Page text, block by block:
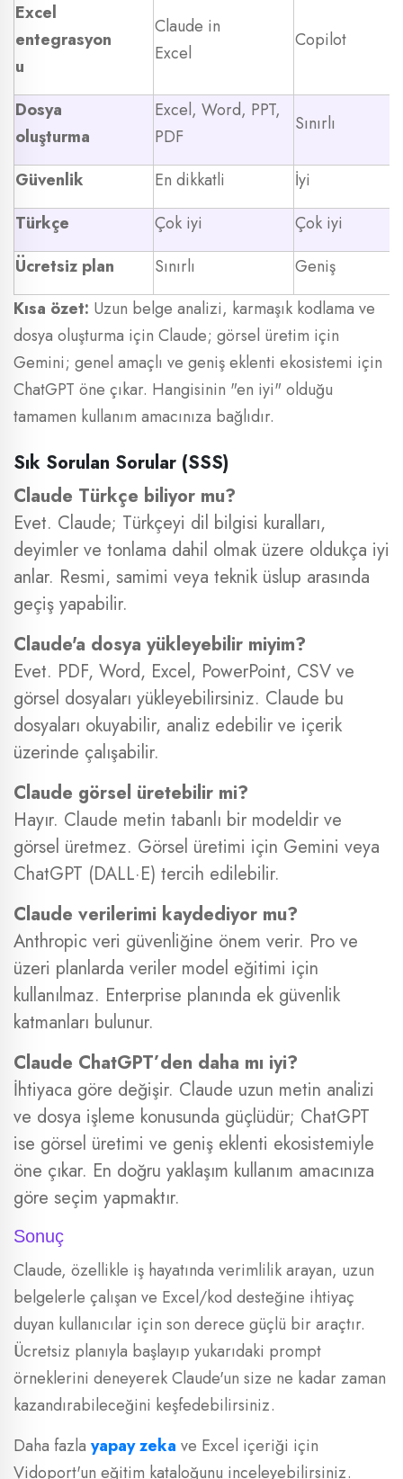
Excel
entegrasyon
u
Claude in
Excel
Copilot
Dosya
oluşturma
Excel, Word, PPT,
PDF
Sınırlı
Güvenlik En dikkatli
İyi
Türkçe
Çok iyi
Çok iyi
Ücretsiz plan
Sınırlı
Geniş
Kısa özet: Uzun belge analizi, karmaşık kodlama ve
dosya oluşturma için Claude; görsel üretim için
Gemini; genel amaçlı ve geniş eklenti ekosistemi için
ChatGPT öne çıkar. Hangisinin "en iyi" olduğu
tamamen kullanım amacınıza bağlıdır.
Sık Sorulan Sorular (SSS)
Claude Türkçe biliyor mu?
Evet. Claude; Türkçeyi dil bilgisi kuralları,
deyimler ve tonlama dahil olmak üzere oldukça iyi
anlar. Resmi, samimi veya teknik üslup arasında
geçiş yapabilir.
Claude'a dosya yükleyebilir miyim?
Evet. PDF, Word, Excel, PowerPoint, CSV ve
görsel dosyaları yükleyebilirsiniz. Claude bu
dosyaları okuyabilir, analiz edebilir ve içerik
üzerinde çalışabilir.
Claude görsel üretebilir mi?
Hayır. Claude metin tabanlı bir modeldir ve
görsel üretmez. Görsel üretimi için Gemini veya
ChatGPT (DALL·E) tercih edilebilir.
Claude verilerimi kaydediyor mu?
Anthropic veri güvenliğine önem verir. Pro ve
üzeri planlarda veriler model eğitimi için
kullanılmaz. Enterprise planında ek güvenlik
katmanları bulunur.
Claude ChatGPT’den daha mı iyi?
İhtiyaca göre değişir. Claude uzun metin analizi
ve dosya işleme konusunda güçlüdür; ChatGPT
ise görsel üretimi ve geniş eklenti ekosistemiyle
öne çıkar. En doğru yaklaşım kullanım amacınıza
göre seçim yapmaktır.
Sonuç
Claude, özellikle iş hayatında verimlilik arayan, uzun
belgelerle çalışan ve Excel/kod desteğine ihtiyaç
duyan kullanıcılar için son derece güçlü bir araçtır.
Ücretsiz planıyla başlayıp yukarıdaki prompt
örneklerini deneyerek Claude'un size ne kadar zaman
kazandırabileceğini keşfedebilirsiniz.
Daha fazla yapay zeka ve Excel içeriği için
Vidoport'un eğitim kataloğunu inceleyebilirsiniz.